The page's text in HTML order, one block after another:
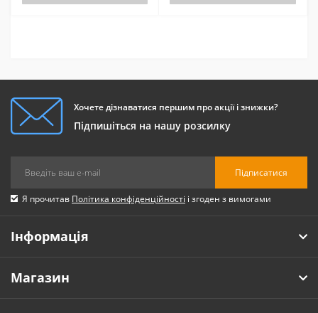
Хочете дізнаватися першим про акції і знижки?
Підпишіться на нашу розсилку
Підписатися
Я прочитав Політика конфіденційності і згоден з вимогами
Інформація
Магазин